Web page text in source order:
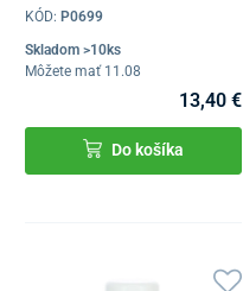
KÓD: P0699
Skladom >10ks
Môžete mať 11.08
13,40 €
Do košíka